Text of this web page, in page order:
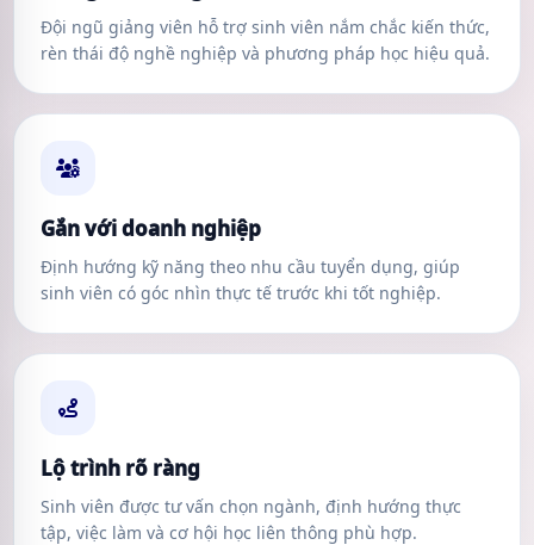
Đội ngũ giảng viên hỗ trợ sinh viên nắm chắc kiến thức,
rèn thái độ nghề nghiệp và phương pháp học hiệu quả.
Gắn với doanh nghiệp
Định hướng kỹ năng theo nhu cầu tuyển dụng, giúp
sinh viên có góc nhìn thực tế trước khi tốt nghiệp.
Lộ trình rõ ràng
Sinh viên được tư vấn chọn ngành, định hướng thực
tập, việc làm và cơ hội học liên thông phù hợp.